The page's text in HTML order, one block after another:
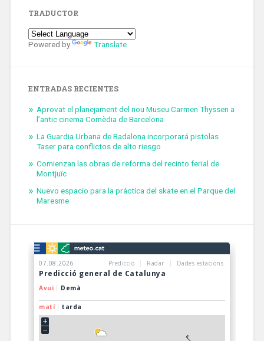
TRADUCTOR
Powered by Translate
ENTRADAS RECIENTES
Aprovat el planejament del nou Museu Carmen Thyssen a
l’antic cinema Comèdia de Barcelona
La Guardia Urbana de Badalona incorporará pistolas
Taser para conflictos de alto riesgo
Comienzan las obras de reforma del recinto ferial de
Montjuïc
Nuevo espacio para la práctica del skate en el Parque del
Maresme